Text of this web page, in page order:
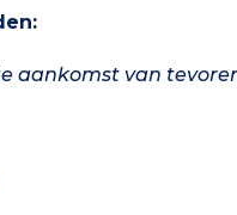
aankomst van